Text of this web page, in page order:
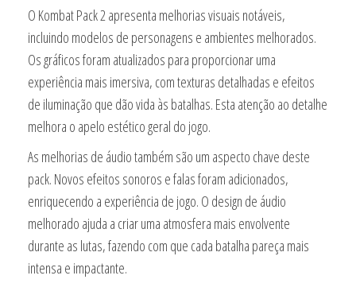
O Kombat Pack 2 apresenta melhorias visuais notáveis,
incluindo modelos de personagens e ambientes melhorados.
Os gráficos foram atualizados para proporcionar uma
experiência mais imersiva, com texturas detalhadas e efeitos
de iluminação que dão vida às batalhas. Esta atenção ao detalhe
melhora o apelo estético geral do jogo.
As melhorias de áudio também são um aspecto chave deste
pack. Novos efeitos sonoros e falas foram adicionados,
enriquecendo a experiência de jogo. O design de áudio
melhorado ajuda a criar uma atmosfera mais envolvente
durante as lutas, fazendo com que cada batalha pareça mais
intensa e impactante.